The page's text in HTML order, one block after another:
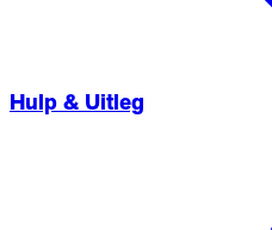
Hulp & Uitleg